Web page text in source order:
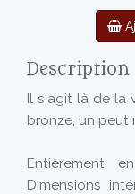
Description
Il s'agit là de la
bronze, un peut
Entièrement
Dimensions